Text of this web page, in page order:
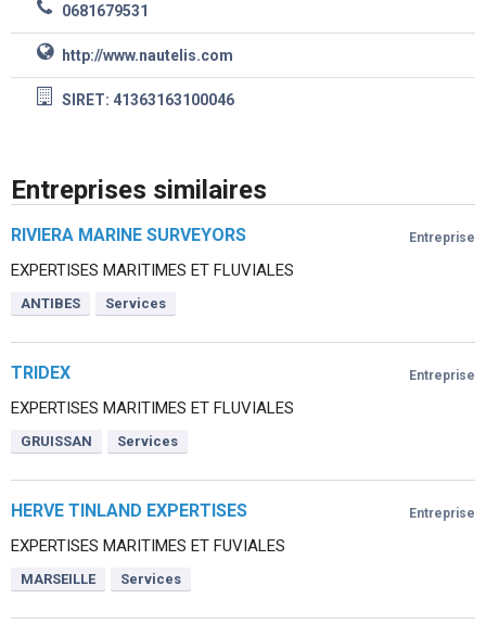
0681679531
http://www.nautelis.com
SIRET: 41363163100046
Entreprises similaires
Entreprise
RIVIERA MARINE SURVEYORS
EXPERTISES MARITIMES ET FLUVIALES
ANTIBES Services
Entreprise
TRIDEX
EXPERTISES MARITIMES ET FLUVIALES
GRUISSAN Services
Entreprise
HERVE TINLAND EXPERTISES
EXPERTISES MARITIMES ET FUVIALES
MARSEILLE Services